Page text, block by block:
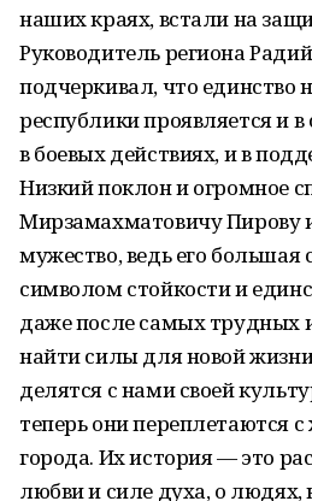
наших краях, встали на
Руководитель региона
подчеркивал, что единство
республики проявляется и
в боевых действиях, и в
Низкий поклон и огромное
Мирзамахматовичу Пирову
мужество, ведь его большая
символом стойкости и
даже после самых трудных
найти силы для новой
делятся с нами своей
теперь они переплетаются
города. Их история — это
любви и силе духа, о людях,